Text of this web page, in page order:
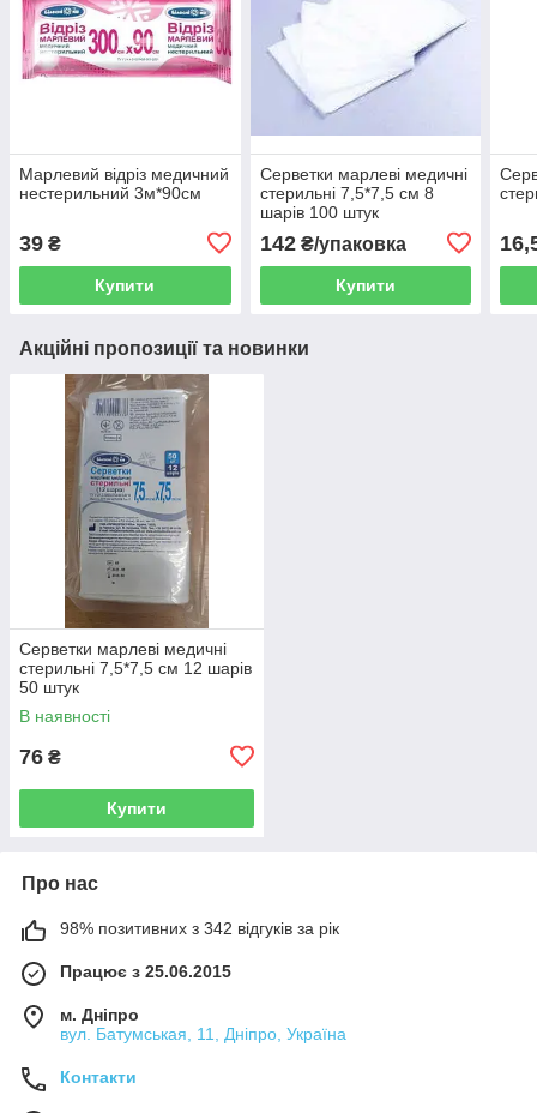
Марлевий відріз медичний
нестерильний 3м*90см
39 ₴
Купити
Серветки марлеві медичні
стерильні 7,5*7,5 см 8
шарів 100 штук
142₴/упаковка
Купити
Акційні пропозиції та новинки
Серветки марлеві медичні
стерильні 7,5*7,5 см 12 шарів
50 штук
В наявності
76 ₴
Купити
Про нас
98% позитивних з 342 відгуків за рік
Працює з 25.06.2015
м. Дніпро
вул. Батумськая, 11, Дніпро, Україна
Контакти